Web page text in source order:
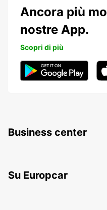
Ancora più
nostre App.
Scopri di più
Business center
Su Europcar